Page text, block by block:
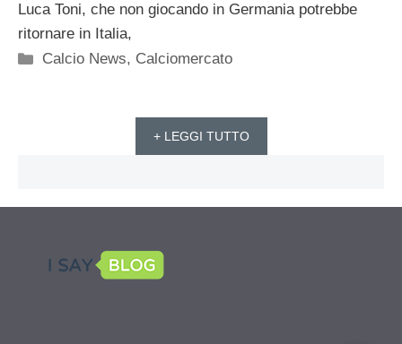
Luca Toni, che non giocando in Germania potrebbe
ritornare in Italia,
Categorie
Calcio News, Calciomercato
+ LEGGI TUTTO